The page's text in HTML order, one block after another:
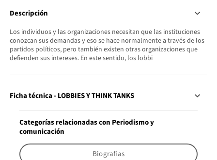
Descripción
Los individuos y las organizaciones necesitan que las instituciones
conozcan sus demandas y eso se hace normalmente a través de los
partidos políticos, pero también existen otras organizaciones que
defienden sus intereses. En este sentido, los lobbi
Ficha técnica - LOBBIES Y THINK TANKS
Categorías relacionadas con Periodismo y
comunicación
Biografías